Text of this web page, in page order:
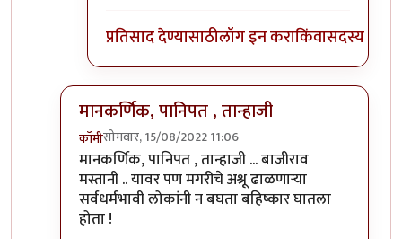
प्रतिसाद देण्यासाठीलॉग इन कराकिंवासदस्य व्हा
मानकर्णिक, पानिपत , तान्हाजी
कॉमीसोमवार, 15/08/2022 11:06
In reply toआजकाल न बघताbyचौकस२१२
मानकर्णिक, पानिपत , तान्हाजी ... बाजीराव
मस्तानी .. यावर पण मगरीचे अश्रू ढाळणाऱ्या
सर्वधर्मभावी लोकांनी न बघता बहिष्कार घातला
होता !